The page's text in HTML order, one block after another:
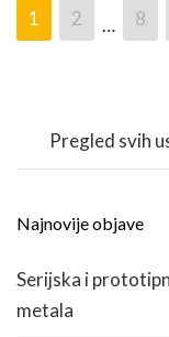
Brojevi
1 2 … 8
Pregled svih
Najnovije objave
Serijska i
metala